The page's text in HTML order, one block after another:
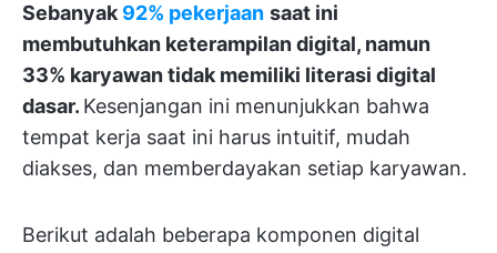
Sebanyak 92% pekerjaan saat ini
membutuhkan keterampilan digital, namun
33% karyawan tidak memiliki literasi digital
dasar. Kesenjangan ini menunjukkan bahwa
tempat kerja saat ini harus intuitif, mudah
diakses, dan memberdayakan setiap karyawan.
Berikut adalah beberapa komponen digital